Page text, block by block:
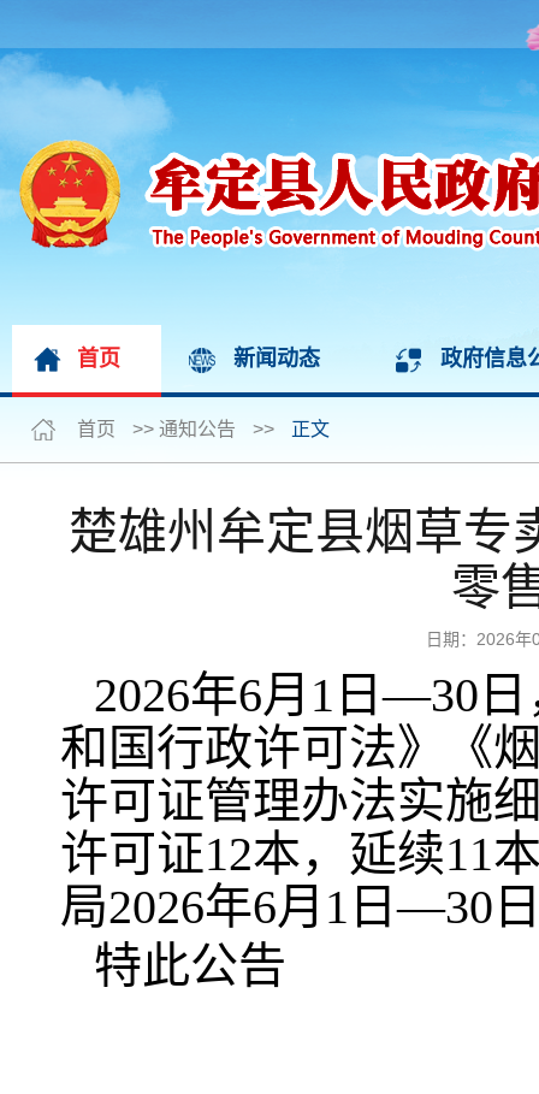
首页 新闻动态 政府信息
首页 >> 通知公告 >> 正文
楚雄州牟定县烟草
零
日期：2026
2026年6月1日—30
和国行政许可法》《
许可证管理办法实施
许可证12本，延续11
局2026年6月1日—30
特此公告